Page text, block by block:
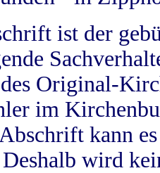
ist der
Original-
im
kann
wird